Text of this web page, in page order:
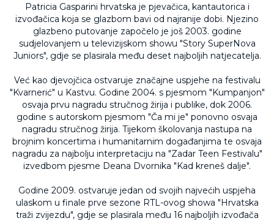
Patricia Gasparini hrvatska je pjevačica, kantautorica i
izvođačica koja se glazbom bavi od najranije dobi. Njezino
glazbeno putovanje započelo je još 2003. godine
sudjelovanjem u televizijskom showu "Story SuperNova
Juniors", gdje se plasirala među deset najboljih natjecatelja.
Već kao djevojčica ostvaruje značajne uspjehe na festivalu
"Kvarnerić" u Kastvu. Godine 2004. s pjesmom "Kumpanjon"
osvaja prvu nagradu stručnog žirija i publike, dok 2006.
godine s autorskom pjesmom "Ča mi je" ponovno osvaja
nagradu stručnog žirija. Tijekom školovanja nastupa na
brojnim koncertima i humanitarnim događanjima te osvaja
nagradu za najbolju interpretaciju na "Zadar Teen Festivalu"
izvedbom pjesme Deana Dvornika "Kad kreneš dalje".
Godine 2009. ostvaruje jedan od svojih najvećih uspjeha
ulaskom u finale prve sezone RTL-ovog showa "Hrvatska
traži zvijezdu", gdje se plasirala među 16 najboljih izvođača